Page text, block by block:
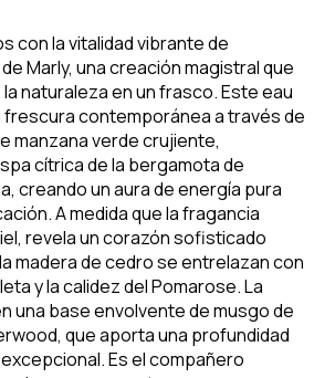
con la vitalidad vibrante de
Marly, una creación magistral que
naturaleza en un frasco. Este eau
contemporánea a través de
manzana verde crujiente,
cítrica de la bergamota de
creando un aura de energía pura
A medida que la fragancia
revela un corazón sofisticado
madera de cedro se entrelazan con
y la calidez del Pomarose. La
una base envolvente de musgo de
que aporta una profundidad
Es el compañero